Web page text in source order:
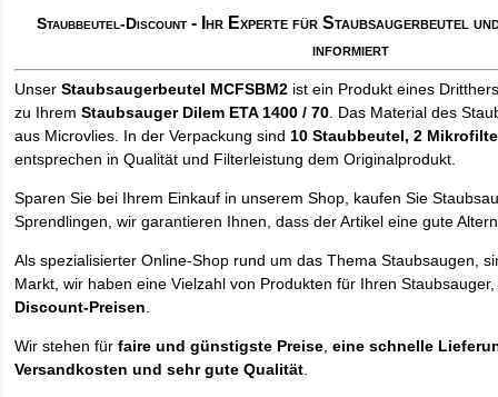
Staubbeutel-Discount - Ihr Experte für Staubsaugerbeutel
informiert
UnserStaubsaugerbeutel MCFSBM2 ist ein Produkt eines
zu IhremStaubsauger Dilem ETA 1400 / 70 . Das Material des
aus Microvlies. In der Verpackung sind 10 Staubbeutel, 2
entsprechen in Qualität und Filterleistung dem Originalprodukt.
Sparen Sie bei Ihrem Einkauf in unserem Shop, kaufen Sie
Sprendlingen, wir garantieren Ihnen, dass der Artikel eine gute
Als spezialisierter Online-Shop rund um das Thema Staubsaugen,
Markt, wir haben eine Vielzahl von Produkten für Ihren
Discount-Preisen
Wir stehen fürfaire und günstigste Preise ,eine schnelle
Versandkosten und sehr gute Qualität